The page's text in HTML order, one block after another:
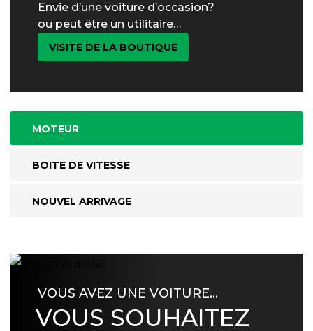
Envie d’une voiture d’occasion?
ou peut être un utilitaire…
VISITE DE LA BOUTIQUE
MOTEUR
BOITE DE VITESSE
NOUVEL ARRIVAGE
VOUS AVEZ UNE VOITURE…
VOUS SOUHAITEZ